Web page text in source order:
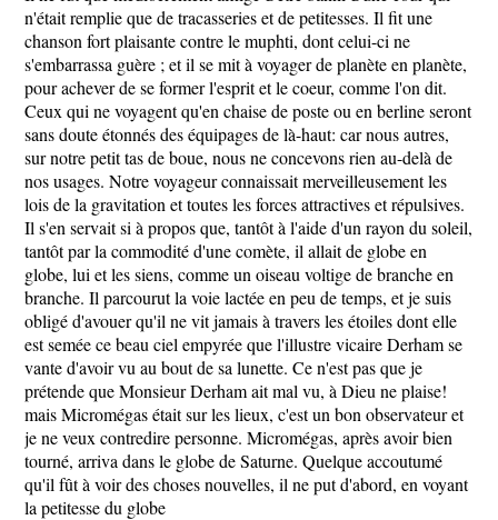
n'était remplie que de tracasseries et de petitesses. Il fit une
chanson fort plaisante contre le muphti, dont celui-ci ne
s'embarrassa guère ; et il se mit à voyager de planète en planète,
pour achever de se former l'esprit et le coeur, comme l'on dit.
Ceux qui ne voyagent qu'en chaise de poste ou en berline seront
sans doute étonnés des équipages de là-haut: car nous autres,
sur notre petit tas de boue, nous ne concevons rien au-delà de
nos usages. Notre voyageur connaissait merveilleusement les
lois de la gravitation et toutes les forces attractives et répulsives.
Il s'en servait si à propos que, tantôt à l'aide d'un rayon du soleil,
tantôt par la commodité d'une comète, il allait de globe en
globe, lui et les siens, comme un oiseau voltige de branche en
branche. Il parcourut la voie lactée en peu de temps, et je suis
obligé d'avouer qu'il ne vit jamais à travers les étoiles dont elle
est semée ce beau ciel empyrée que l'illustre vicaire Derham se
vante d'avoir vu au bout de sa lunette. Ce n'est pas que je
prétende que Monsieur Derham ait mal vu, à Dieu ne plaise!
mais Micromégas était sur les lieux, c'est un bon observateur et
je ne veux contredire personne. Micromégas, après avoir bien
tourné, arriva dans le globe de Saturne. Quelque accoutumé
qu'il fût à voir des choses nouvelles, il ne put d'abord, en voyant
la petitesse du globe